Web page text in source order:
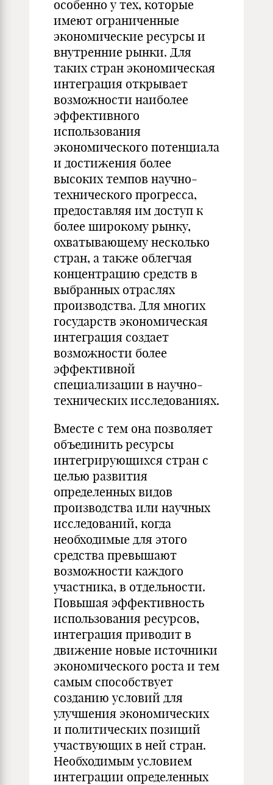
особенно у тех, которые
имеют ограниченные
экономические ресурсы и
внутренние рынки. Для
таких стран экономическая
интеграция открывает
возможности наиболее
эффективного
использования
экономического потенциала
и достижения более
высоких темпов научно-
технического прогресса,
предоставляя им доступ к
более широкому рынку,
охватывающему несколько
стран, а также облегчая
концентрацию средств в
выбранных отраслях
производства. Для многих
государств экономическая
интеграция создает
возможности более
эффективной
специализации в научно-
технических исследованиях.
Вместе с тем она позволяет
объединить ресурсы
интегрирующихся стран с
целью развития
определенных видов
производства или научных
исследований, когда
необходимые для этого
средства превышают
возможности каждого
участника, в отдельности.
Повышая эффективность
использования ресурсов,
интеграция приводит в
движение новые источники
экономического роста и тем
самым способствует
созданию условий для
улучшения экономических
и политических позиций
участвующих в ней стран.
Необходимым условием
интеграции определенных